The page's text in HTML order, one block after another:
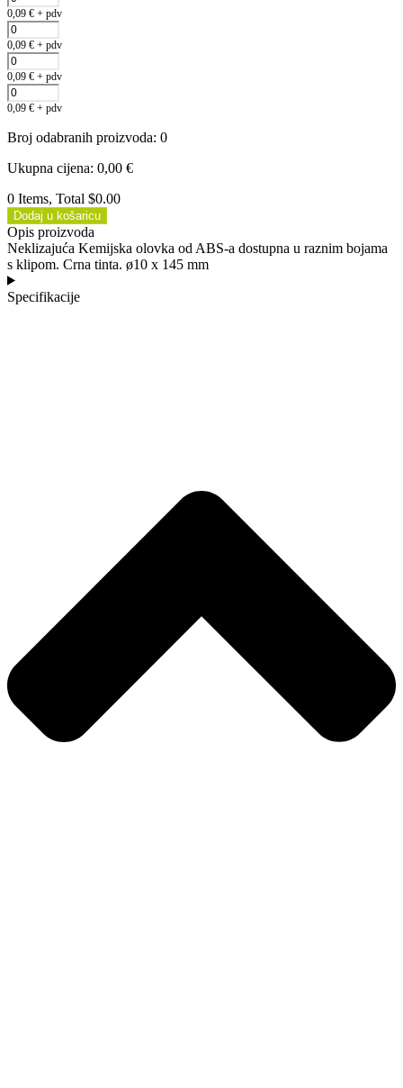
0,09 € + pdv
0,09 € + pdv
0,09 € + pdv
0,09 € + pdv
Broj odabranih proizvoda: 0
Ukupna cijena: 0,00 €
0 Items, Total $0.00
Dodaj u košaricu
Opis proizvoda
Neklizajuća Kemijska olovka od ABS-a dostupna u raznim bojama
s klipom. Crna tinta. ø10 x 145 mm
Specifikacije